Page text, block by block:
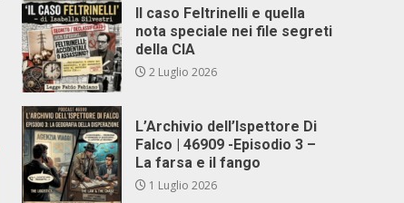
Il caso Feltrinelli e quella
nota speciale nei file segreti
della CIA
2 Luglio 2026
L’Archivio dell’Ispettore Di
Falco | 46909 -Episodio 3 –
La farsa e il fango
1 Luglio 2026